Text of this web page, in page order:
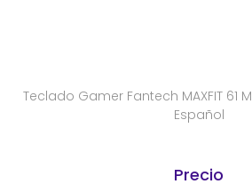
Teclado Gamer Fantech MAXFIT 61
Español
Precio